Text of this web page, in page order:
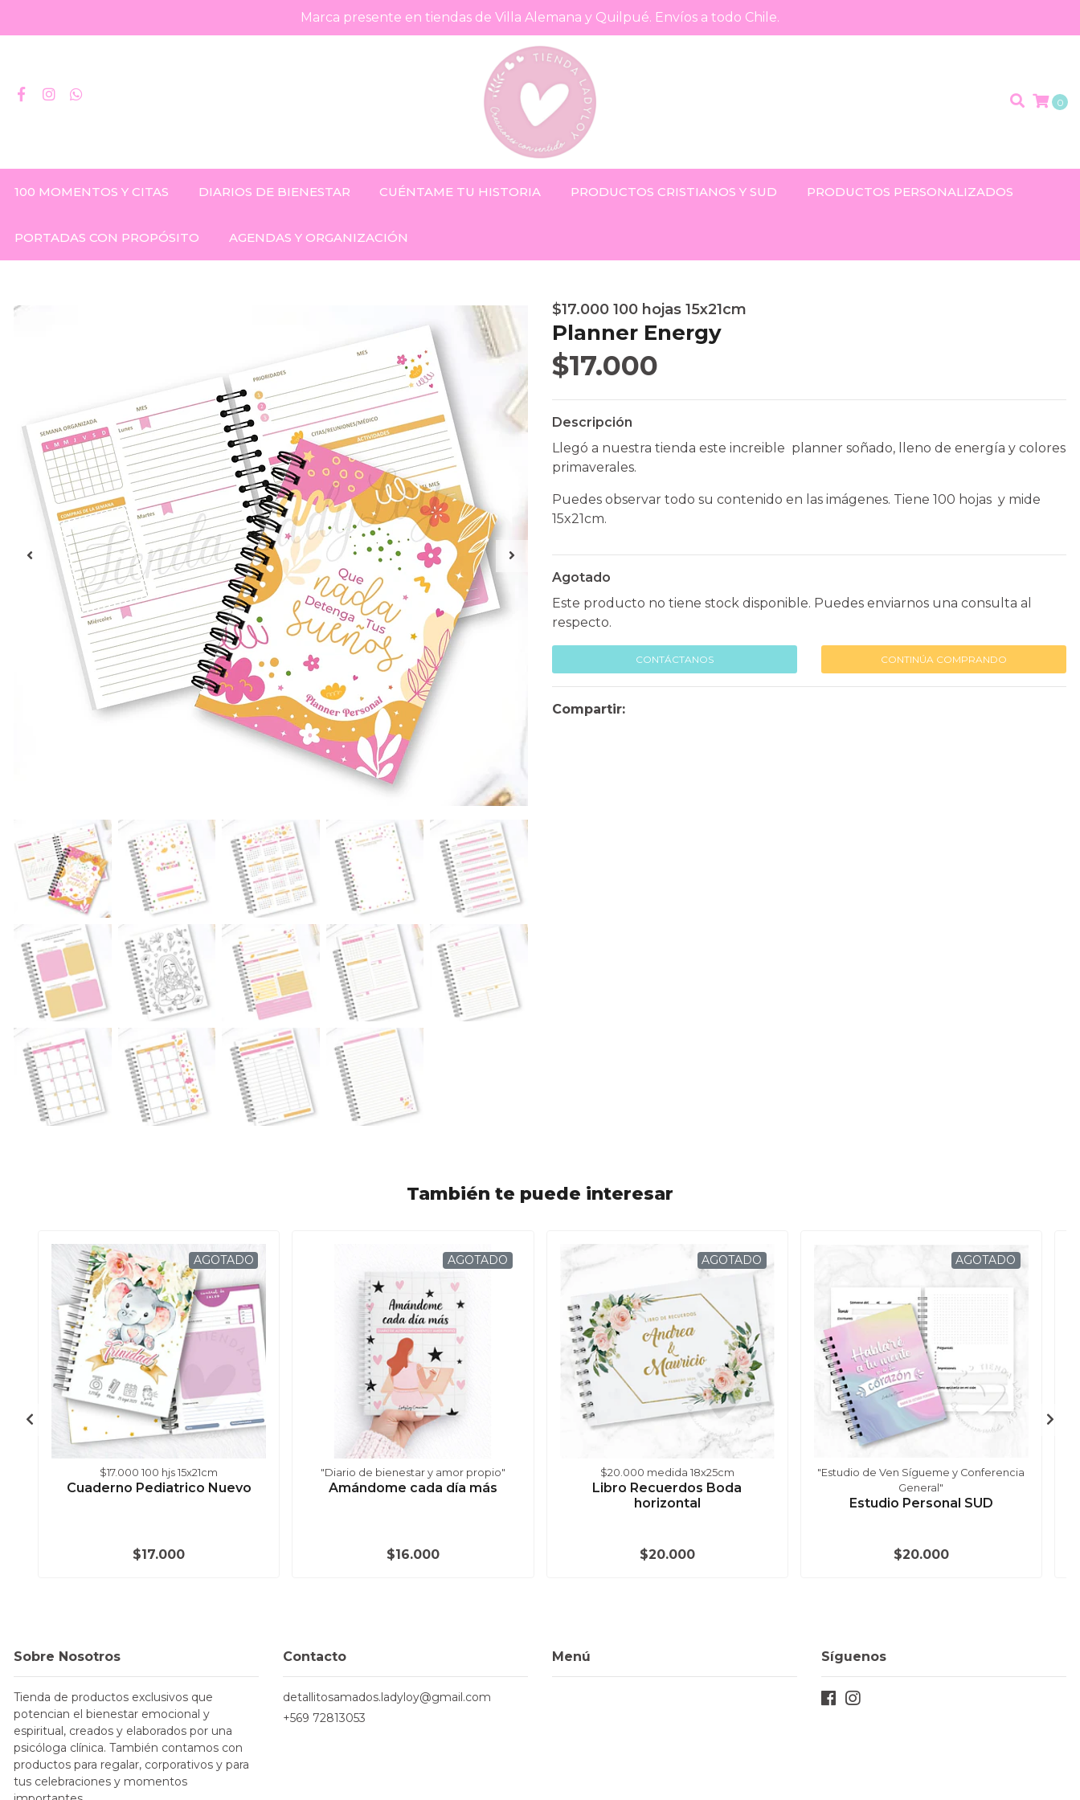
Marca presente en tiendas de Villa Alemana y Quilpué. Envíos a todo Chile.
0
100 MOMENTOS Y CITAS DIARIOS DE BIENESTAR CUÉNTAME TU HISTORIA PRODUCTOS CRISTIANOS Y SUD PRODUCTOS PERSONALIZADOS
PORTADAS CON PROPÓSITO AGENDAS Y ORGANIZACIÓN
$17.000 100 hojas 15x21cm
Planner Energy
$17.000
Descripción
Llegó a nuestra tienda este increible planner soñado, lleno de energía y colores
primaverales.
Puedes observar todo su contenido en las imágenes. Tiene 100 hojas y mide
15x21cm.
Agotado
Este producto no tiene stock disponible. Puedes enviarnos una consulta al
respecto.
CONTÁCTANOS CONTINÚA COMPRANDO
Compartir:
También te puede interesar
AGOTADO
$17.000 100 hjs 15x21cm
Cuaderno Pediatrico Nuevo
$17.000
AGOTADO
"Diario de bienestar y amor propio"
Amándome cada día más
$16.000
AGOTADO
$20.000 medida 18x25cm
Libro Recuerdos Boda
horizontal
$20.000
AGOTADO
"Estudio de Ven Sígueme y Conferencia
General"
Estudio Personal SUD
$20.000
Sobre Nosotros
Tienda de productos exclusivos que
potencian el bienestar emocional y
espiritual, creados y elaborados por una
psicóloga clínica. También contamos con
productos para regalar, corporativos y para
tus celebraciones y momentos
Contacto
detallitosamados.ladyloy@gmail.com
+569 72813053
Menú Síguenos